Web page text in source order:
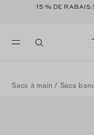
15 % DE RABAIS
Sacs à main / Sacs